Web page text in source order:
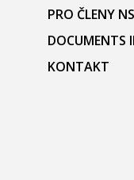
PRO ČLENY
DOCUMENTS
KONTAKT